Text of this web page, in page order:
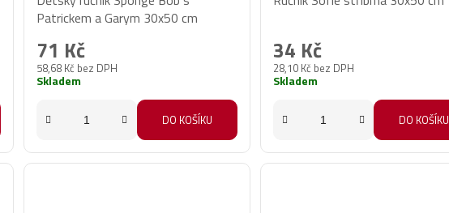
Patrickem a Garym 30x50 cm
58,68 Kč bez DPH
71 Kč
Skladem
DO KOŠÍKU
28,10 Kč bez DPH
34 Kč
Skladem
DO KOŠÍKU